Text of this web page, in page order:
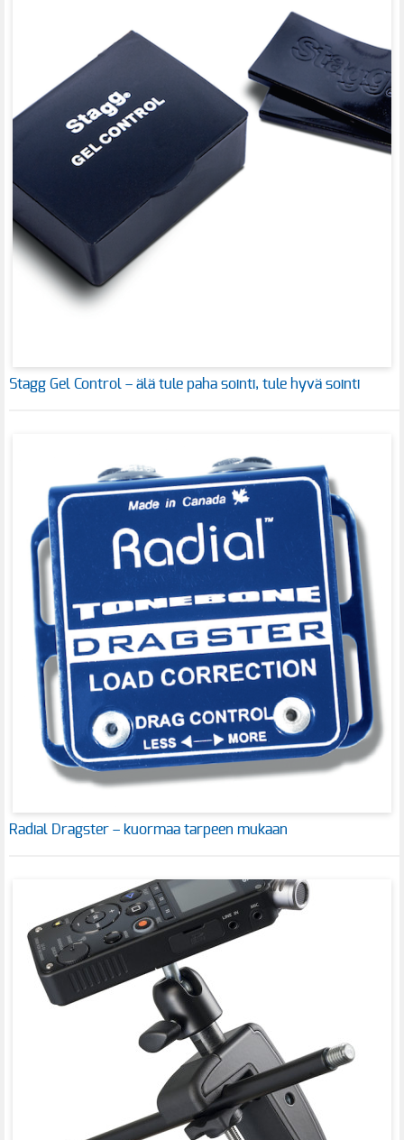
Stagg Gel Control – älä tule paha sointi, tule hyvä sointi
Radial Dragster – kuormaa tarpeen mukaan